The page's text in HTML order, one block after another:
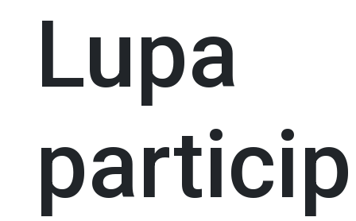
Lupa